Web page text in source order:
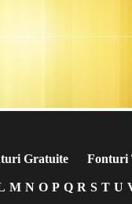
Gratuite Fonturi
M N O P Q R S T U